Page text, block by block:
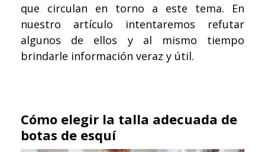
que circulan en torno a este tema. En
nuestro artículo intentaremos refutar
algunos de ellos y al mismo tiempo
brindarle información veraz y útil.
Cómo elegir la talla adecuada de
botas de esquí